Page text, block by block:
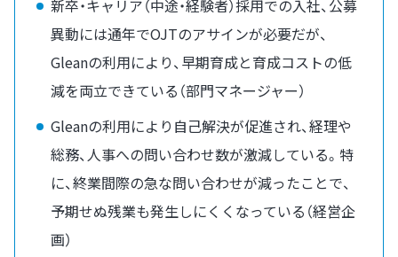
新卒・キャリア（中途・経験者）採用での入社、公募
異動には通年でOJTのアサインが必要だが、
Gleanの利用により、早期育成と育成コストの低
減を両立できている（部門マネージャー）
Gleanの利用により自己解決が促進され、経理や
総務、人事への問い合わせ数が激減している。特
に、終業間際の急な問い合わせが減ったことで、
予期せぬ残業も発生しにくくなっている（経営企
画）